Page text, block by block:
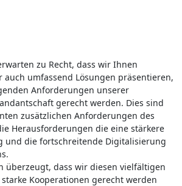
zu Recht, dass wir Ihnen
auch umfassend Lösungen präsentieren,
Anforderungen unserer
gerecht werden. Dies sind
zusätzlichen Anforderungen des
Herausforderungen die eine stärkere
und die fortschreitende Digitalisierung
überzeugt, dass wir diesen vielfältigen
Kooperationen gerecht werden